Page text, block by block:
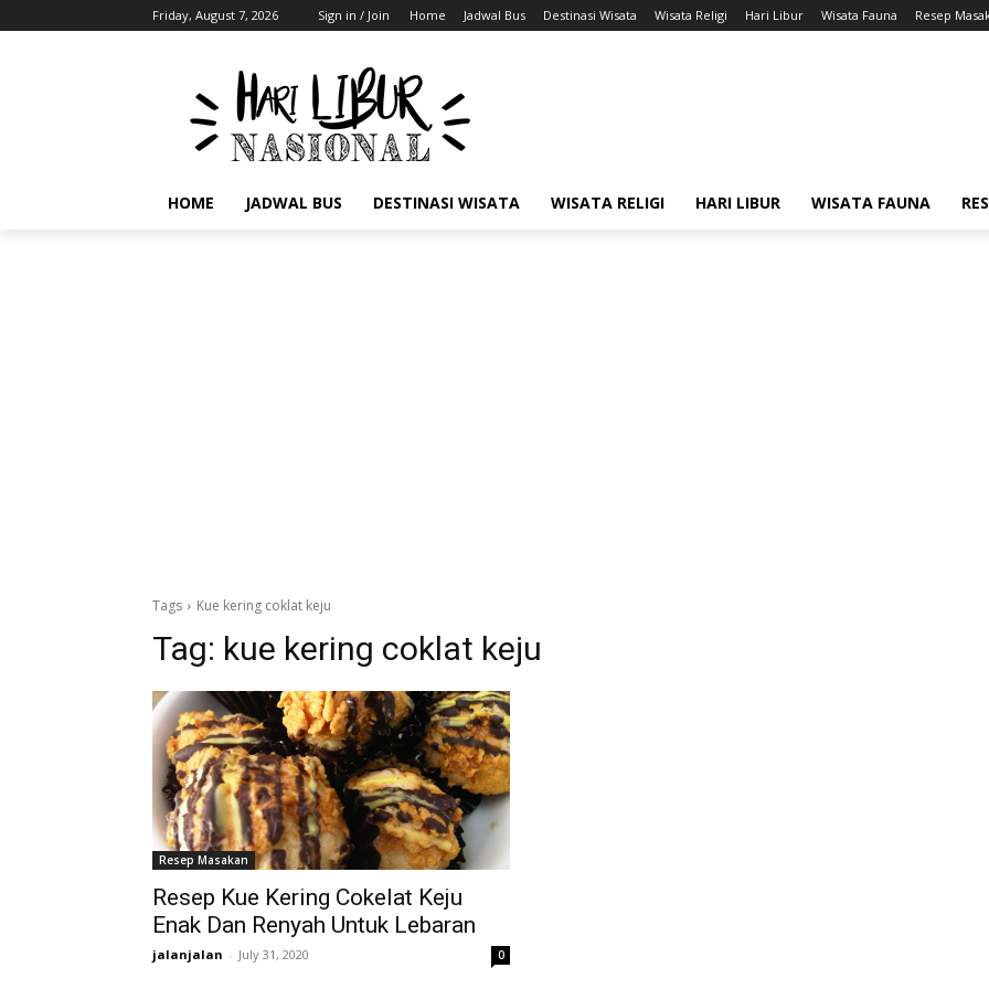
Friday, August 7, 2026 Sign in / Join Home Jadwal Bus Destinasi Wisata Wisata Religi Hari Libur Wisata Fauna Resep
HOME JADWAL BUS DESTINASI WISATA WISATA RELIGI HARI LIBUR WISATA FAUNA
Tags Kue kering coklat keju
Tag: kue kering coklat keju
Resep Masakan
Resep Kue Kering Cokelat Keju
Enak Dan Renyah Untuk Lebaran
jalanjalan - July 31, 2020 0